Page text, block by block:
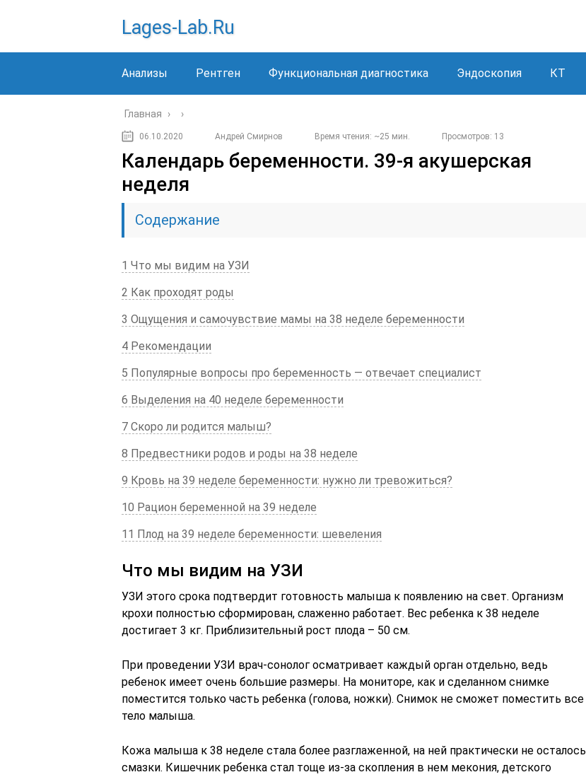
Lages-Lab.ru
Анализы Рентген Функциональная диагностика Эндоскопия КТ
Главная › ›
06.10.2020 Андрей Смирнов Время чтения: ~25 мин. Просмотров: 13
Календарь беременности. 39-я акушерская
неделя
Содержание
1 Что мы видим на УЗИ
2 Как проходят роды
3 Ощущения и самочувствие мамы на 38 неделе беременности
4 Рекомендации
5 Популярные вопросы про беременность — отвечает специалист
6 Выделения на 40 неделе беременности
7 Скоро ли родится малыш?
8 Предвестники родов и роды на 38 неделе
9 Кровь на 39 неделе беременности: нужно ли тревожиться?
10 Рацион беременной на 39 неделе
11 Плод на 39 неделе беременности: шевеления
Что мы видим на УЗИ
УЗИ этого срока подтвердит готовность малыша к появлению на свет. Организм
крохи полностью сформирован, слаженно работает. Вес ребенка к 38 неделе
достигает 3 кг. Приблизительный рост плода – 50 см.
При проведении УЗИ врач-сонолог осматривает каждый орган отдельно, ведь
ребенок имеет очень большие размеры. На мониторе, как и сделанном снимке
поместится только часть ребенка (голова, ножки). Снимок не сможет поместить все
тело малыша.
Кожа малыша к 38 неделе стала более разглаженной, на ней практически не осталось
смазки. Кишечник ребенка стал тоще из-за скопления в нем мекония, детского